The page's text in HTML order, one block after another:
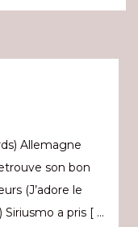
Allemagne
son bon
(J’adore le
a pris [ …